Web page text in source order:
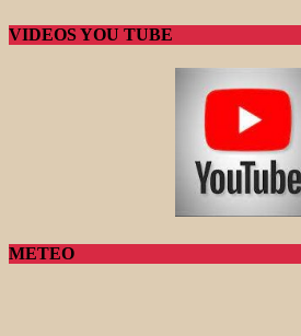
VIDEOS YOU TUBE
METEO